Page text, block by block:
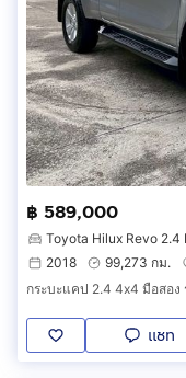
฿ 589,000
Toyota Hilux Revo 2.4
2018
99,273 กม.
กระบะแคป 2.4 4x4 มือสอง
แชท